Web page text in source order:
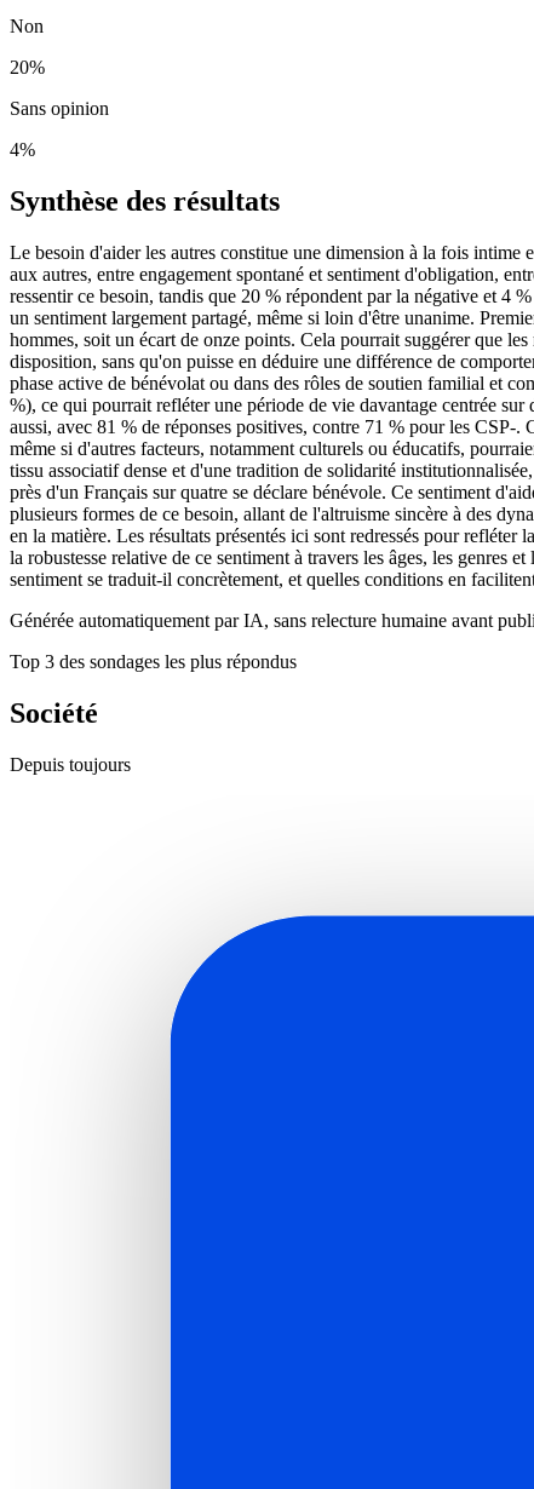
Non
20%
Sans opinion
4%
Synthèse des résultats
Le besoin d'aider les autres constitue une dimension à la fois
aux autres, entre engagement spontané et sentiment d'obligation,
ressentir ce besoin, tandis que 20 % répondent par la négative et 4
un sentiment largement partagé, même si loin d'être unanime.
hommes, soit un écart de onze points. Cela pourrait suggérer que
disposition, sans qu'on puisse en déduire une différence de
phase active de bénévolat ou dans des rôles de soutien familial et
%), ce qui pourrait refléter une période de vie davantage centrée
aussi, avec 81 % de réponses positives, contre 71 % pour les CSP-
même si d'autres facteurs, notamment culturels ou éducatifs,
tissu associatif dense et d'une tradition de solidarité
près d'un Français sur quatre se déclare bénévole. Ce sentiment
plusieurs formes de ce besoin, allant de l'altruisme sincère à des
en la matière. Les résultats présentés ici sont redressés pour
la robustesse relative de ce sentiment à travers les âges, les genres
sentiment se traduit-il concrètement, et quelles conditions en
Générée automatiquement par IA, sans relecture humaine avant
Top 3 des sondages les plus répondus
Société
Depuis toujours